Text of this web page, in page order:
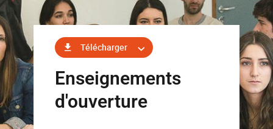
Télécharger
Enseignements
d'ouverture